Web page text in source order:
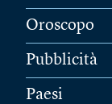
Oroscopo
Pubblicità
Paesi